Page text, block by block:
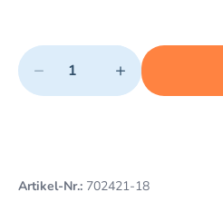
Quantity
− +
Minimum quantity: 1
Add 1 item to cart
Artikel-Nr.: 702421-18